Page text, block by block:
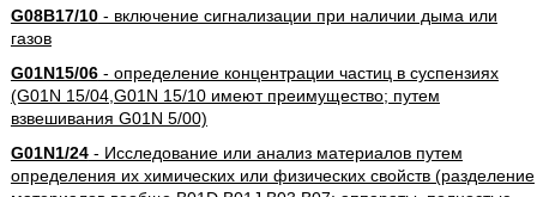
G08B17/10- включение сигнализации при наличии дыма или
газов
G01N15/06- определение концентрации частиц в суспензиях
(G01N 15/04,G01N 15/10 имеют преимущество; путем
взвешивания G01N 5/00)
G01N1/24- Исследование или анализ материалов путем
определения их химических или физических свойств (разделение